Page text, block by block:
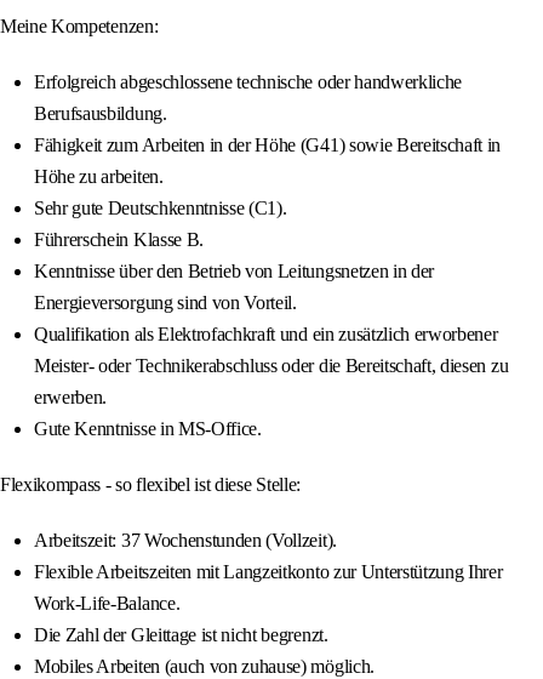
Meine Kompetenzen:
Erfolgreich abgeschlossene technische oder handwerkliche
Berufsausbildung.
Fähigkeit zum Arbeiten in der Höhe (G41) sowie Bereitschaft in
Höhe zu arbeiten.
Sehr gute Deutschkenntnisse (C1).
Führerschein Klasse B.
Kenntnisse über den Betrieb von Leitungsnetzen in der
Energieversorgung sind von Vorteil.
Qualifikation als Elektrofachkraft und ein zusätzlich erworbener
Meister- oder Technikerabschluss oder die Bereitschaft, diesen zu
erwerben.
Gute Kenntnisse in MS-Office.
Flexikompass - so flexibel ist diese Stelle:
Arbeitszeit: 37 Wochenstunden (Vollzeit).
Flexible Arbeitszeiten mit Langzeitkonto zur Unterstützung Ihrer
Work-Life-Balance.
Die Zahl der Gleittage ist nicht begrenzt.
Mobiles Arbeiten (auch von zuhause) möglich.